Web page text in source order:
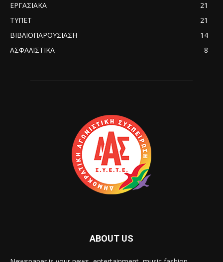
ΕΡΓΑΣΙΑΚΑ
21
ΤΥΠΕΤ
21
ΒΙΒΛΙΟΠΑΡΟΥΣΙΑΣΗ
14
ΑΣΦΑΛΙΣΤΙΚΑ
8
ABOUT US